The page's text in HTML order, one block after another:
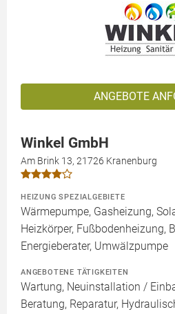
ANGEBOTE
Winkel GmbH
Am Brink 13, 21726 Kranenburg
HEIZUNG SPEZIALGEBIETE
Wärmepumpe, Gasheizung,
Heizkörper, Fußbodenheizung,
Energieberater, Umwälzpumpe
ANGEBOTENE TÄTIGKEITEN
Wartung, Neuinstallation /
Beratung, Reparatur,